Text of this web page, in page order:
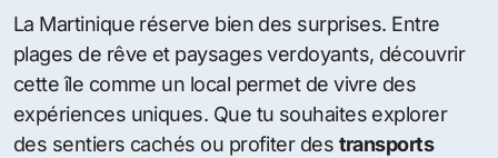
La Martinique réserve bien des surprises. Entre
plages de rêve et paysages verdoyants, découvrir
cette île comme un local permet de vivre des
expériences uniques. Que tu souhaites explorer
des sentiers cachés ou profiter des transports